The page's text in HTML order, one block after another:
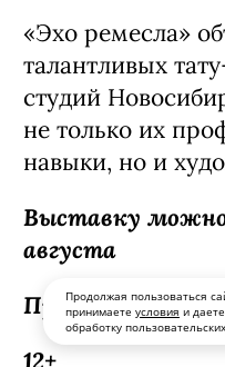
Продолжая пользоваться
принимаете условия и даете
обработку
«Эхо ремесла»
талантливых
студий
не только их